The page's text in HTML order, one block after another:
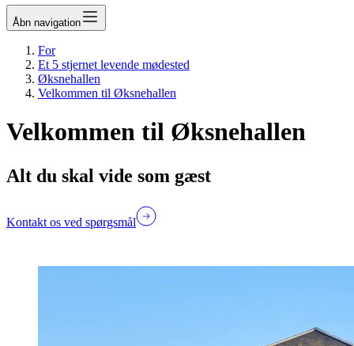
Åbn navigation
For
Et 5 stjernet levende mødested
Øksnehallen
Velkommen til Øksnehallen
Velkommen til Øksnehallen
Alt du skal vide som gæst
Kontakt os ved spørgsmål